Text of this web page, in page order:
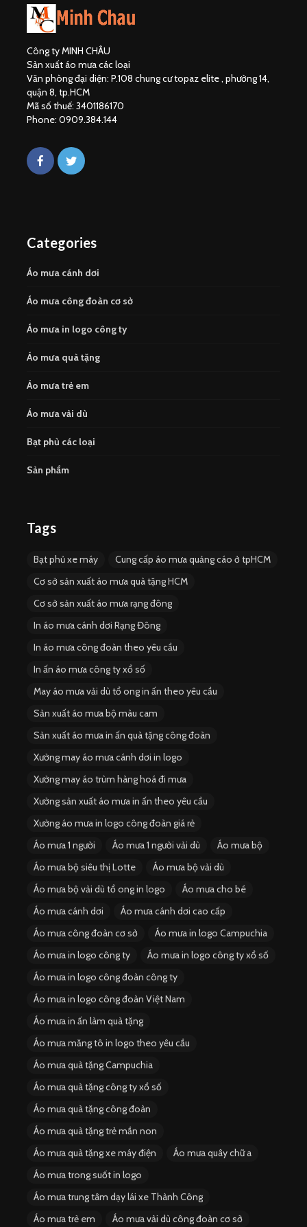
Công ty MINH CHÂU
Sản xuất áo mưa các loại
Văn phòng đại diện: P.108 chung cư topaz elite , phường 14,
quận 8, tp.HCM
Mã số thuế: 3401186170
Phone: 0909.384.144
Categories
Áo mưa cánh dơi
Áo mưa công đoàn cơ sở
Áo mưa in logo công ty
Áo mưa quà tặng
Áo mưa trẻ em
Áo mưa vải dù
Bạt phủ các loại
Sản phẩm
Tags
Bạt phủ xe máy
Cung cấp áo mưa quảng cáo ở tpHCM
Cơ sở sản xuất áo mưa quà tặng HCM
Cơ sở sản xuất áo mưa rạng đông
In áo mưa cánh dơi Rạng Đông
In áo mưa công đoàn theo yêu cầu
In ấn áo mưa công ty xổ số
May áo mưa vải dù tổ ong in ấn theo yêu cầu
Sản xuất áo mưa bộ màu cam
Sản xuất áo mưa in ấn quà tặng công đoàn
Xưởng may áo mưa cánh dơi in logo
Xưởng may áo trùm hàng hoá đi mưa
Xưởng sản xuất áo mưa in ấn theo yêu cầu
Xưởng áo mưa in logo công đoàn giá rẻ
Áo mưa 1 người
Áo mưa 1 người vải dù
Áo mưa bộ
Áo mưa bộ siêu thị Lotte
Áo mưa bộ vải dù
Áo mưa bộ vải dù tổ ong in logo
Áo mưa cho bé
Áo mưa cánh dơi
Áo mưa cánh dơi cao cấp
Áo mưa công đoàn cơ sở
Áo mưa in logo Campuchia
Áo mưa in logo công ty
Áo mưa in logo công ty xổ số
Áo mưa in logo công đoàn công ty
Áo mưa in logo công đoàn Việt Nam
Áo mưa in ấn làm quà tặng
Áo mưa măng tô in logo theo yêu cầu
Áo mưa quà tặng Campuchia
Áo mưa quà tặng công ty xổ số
Áo mưa quà tặng công đoàn
Áo mưa quà tặng trẻ mần non
Áo mưa quà tặng xe máy điện
Áo mưa quây chữ a
Áo mưa trong suốt in logo
Áo mưa trung tâm dạy lái xe Thành Công
Áo mưa trẻ em
Áo mưa vải dù công đoàn cơ sở